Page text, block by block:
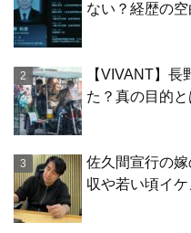
ない？経歴の
【VIVANT】
た？真の目的と
佐久間宣行の
収や若い頃イ